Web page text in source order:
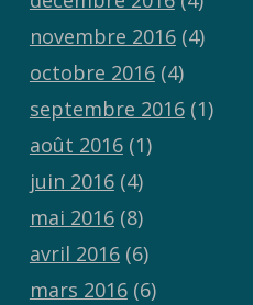
novembre 2016(4)
octobre 2016(4)
septembre 2016(1)
août 2016(1)
juin 2016(4)
mai 2016(8)
avril 2016(6)
mars 2016(6)